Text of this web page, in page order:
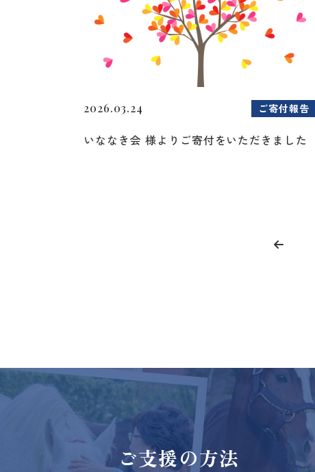
2026.03.24 ご寄付報告
いななき会 様よりご寄付をいただきました
ご支援の方法